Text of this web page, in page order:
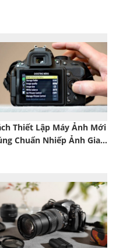
Thiết Lập Máy Ảnh Mới
Chuẩn Nhiếp Ảnh Gia